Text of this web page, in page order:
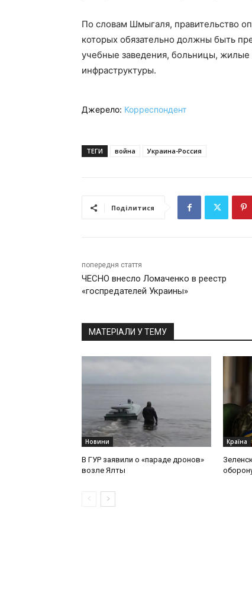
По словам Шмыгаля, правительство
которых обязательно должны быть
учебные заведения, больницы,
инфраструктуры.
Джерело: Корреспондент
ТЕГИ война Украина-Россия
Поділитися
попередня стаття
ЧЕСНО внесло Ломаченко в реестр
«госпредателей Украины»
МАТЕРІАЛИ У ТЕМУ
Новини
В ГУР заявили о «параде дронов»
возле Ялты
Країна